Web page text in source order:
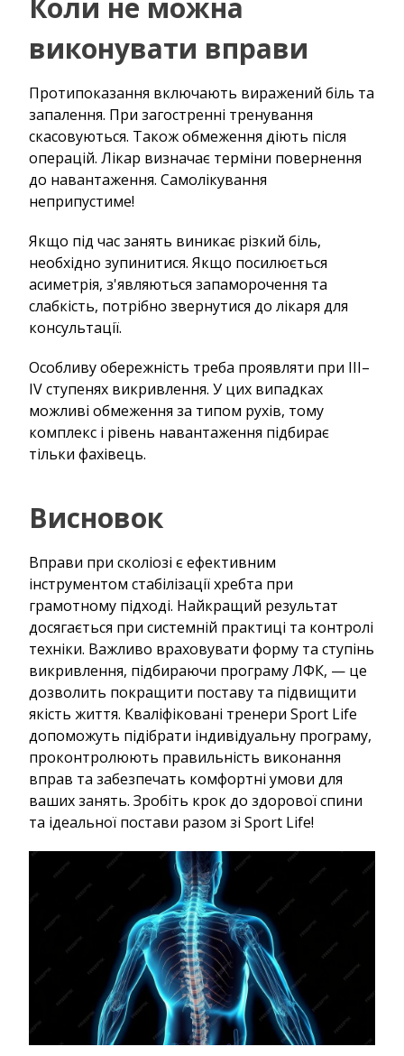
Коли не можна
виконувати вправи
Протипоказання включають виражений біль та
запалення. При загостренні тренування
скасовуються. Також обмеження діють після
операцій. Лікар визначає терміни повернення
до навантаження. Самолікування
неприпустиме!
Якщо під час занять виникає різкий біль,
необхідно зупинитися. Якщо посилюється
асиметрія, з'являються запаморочення та
слабкість, потрібно звернутися до лікаря для
консультації.
Особливу обережність треба проявляти при III–
IV ступенях викривлення. У цих випадках
можливі обмеження за типом рухів, тому
комплекс і рівень навантаження підбирає
тільки фахівець.
Висновок
Вправи при сколіозі є ефективним
інструментом стабілізації хребта при
грамотному підході. Найкращий результат
досягається при системній практиці та контролі
техніки. Важливо враховувати форму та ступінь
викривлення, підбираючи програму ЛФК, — це
дозволить покращити поставу та підвищити
якість життя. Кваліфіковані тренери Sport Life
допоможуть підібрати індивідуальну програму,
проконтролюють правильність виконання
вправ та забезпечать комфортні умови для
ваших занять. Зробіть крок до здорової спини
та ідеальної постави разом зі Sport Life!